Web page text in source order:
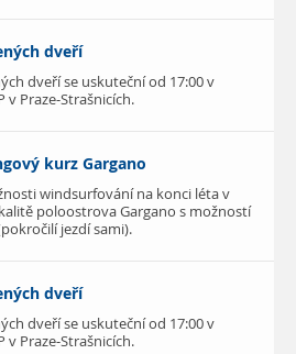
dveří
dveří se uskuteční od 17:00 v
v Praze-Strašnicích.
kurz Gargano
windsurfování na konci léta v
poloostrova Gargano s možností
jezdí sami).
dveří
dveří se uskuteční od 17:00 v
v Praze-Strašnicích.